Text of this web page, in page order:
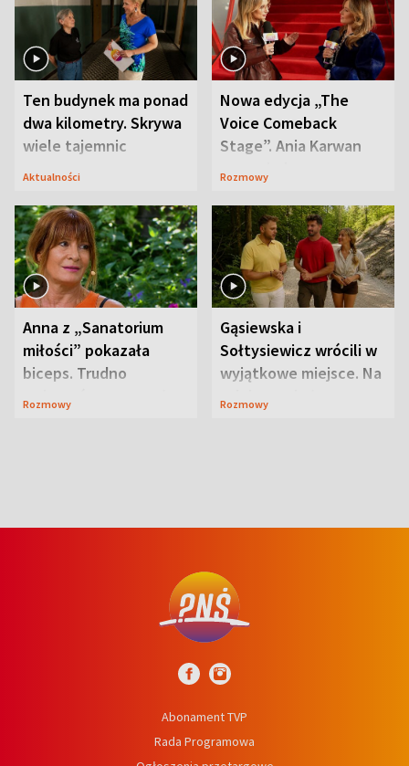
Ten budynek ma ponad
dwa kilometry. Skrywa
wiele tajemnic
Aktualności
Nowa edycja „The
Voice Comeback
Stage”. Ania Karwan
zapowiada
Rozmowy
Anna z „Sanatorium
miłości” pokazała
biceps. Trudno
uwierzyć, co przeszła
Rozmowy
Gąsiewska i
Sołtysiewicz wrócili w
wyjątkowe miejsce. Na
szlaku czekał
Rozmowy
Abonament TVP
Rada Programowa